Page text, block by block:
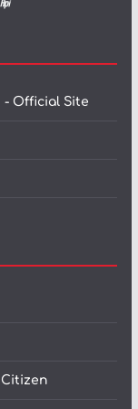
- Official Site